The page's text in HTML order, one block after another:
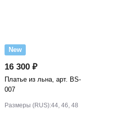
New
16 300 ₽
Платье из льна, арт. BS-
007
Размеры (RUS):44, 46, 48